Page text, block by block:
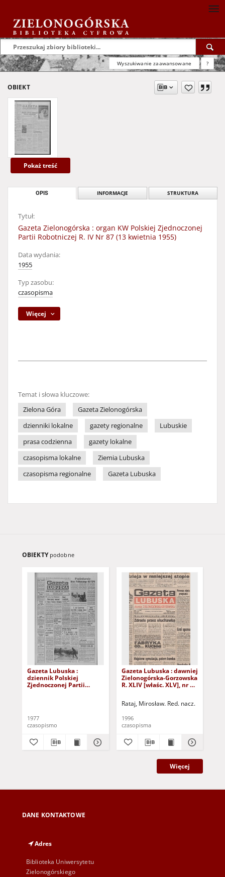
Wyszukiwanie zaawansowane ?
OBIEKT
Pokaż treść
OPIS INFORMACJE STRUKTURA
Tytuł:
Gazeta Zielonogórska : organ KW Polskiej Zjednoczonej
Partii Robotniczej R. IV Nr 87 (13 kwietnia 1955)
Data wydania:
1955
Typ zasobu:
czasopisma
Więcej
Temat i słowa kluczowe:
Zielona Góra
Gazeta Zielonogórska
dzienniki lokalne
gazety regionalne
Lubuskie
prasa codzienna
gazety lokalne
czasopisma lokalne
Ziemia Lubuska
czasopisma regionalne
Gazeta Lubuska
OBIEKTY podobne
Gazeta Lubuska :
dziennik Polskiej
Zjednoczonej Partii
1977
czasopismo
Gazeta Lubuska : dawniej
Zielonogórska-Gorzowska
R. XLIV [właśc. XLV], nr 52
Rataj, Mirosław. Red. nacz.
1996
czasopisma
Więcej
DANE KONTAKTOWE
Adres
Biblioteka Uniwersytetu
Zielonogórskiego